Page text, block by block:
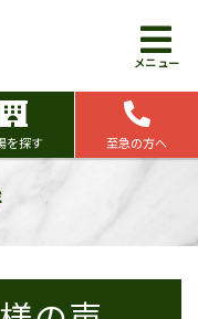
メニュー
を探す 至急の方へ